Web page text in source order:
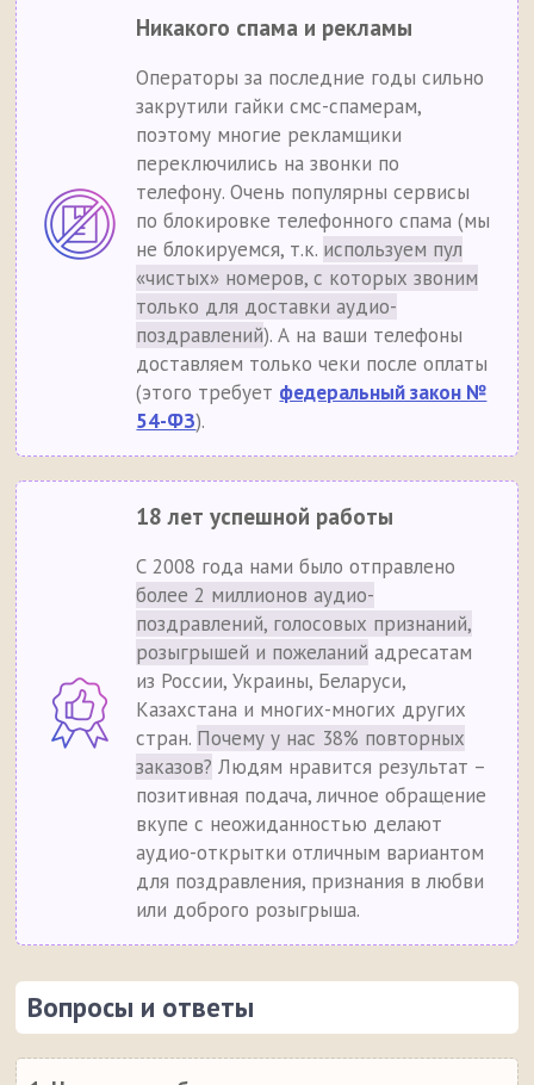
Никакого спама и рекламы
Операторы за последние годы сильно
закрутили гайки смс-спамерам,
поэтому многие рекламщики
переключились на звонки по
телефону. Очень популярны сервисы
по блокировке телефонного спама (мы
не блокируемся, т.к. используем пул
«чистых» номеров, с которых звоним
только для доставки аудио-
поздравлений). А на ваши телефоны
доставляем только чеки после оплаты
(этого требует федеральный закон №
54-ФЗ).
18 лет успешной работы
С 2008 года нами было отправлено
более 2 миллионов аудио-
поздравлений, голосовых признаний,
розыгрышей и пожеланий адресатам
из России, Украины, Беларуси,
Казахстана и многих-многих других
стран. Почему у нас 38% повторных
заказов? Людям нравится результат –
позитивная подача, личное обращение
вкупе с неожиданностью делают
аудио-открытки отличным вариантом
для поздравления, признания в любви
или доброго розыгрыша.
Вопросы и ответы